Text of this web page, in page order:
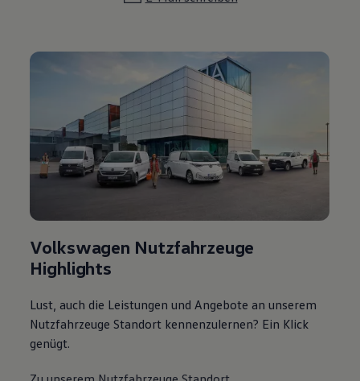
Volkswagen Nutzfahrzeuge
Highlights
Lust, auch die Leistungen und Angebote an unserem
Nutzfahrzeuge Standort kennenzulernen? Ein Klick
genügt.